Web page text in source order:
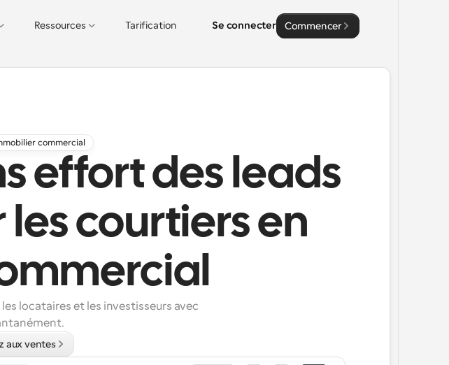
Ressources Tarification Se connecter Commencer
commercial
effort des leads
courtiers en
locataires et les investisseurs avec
aux ventes